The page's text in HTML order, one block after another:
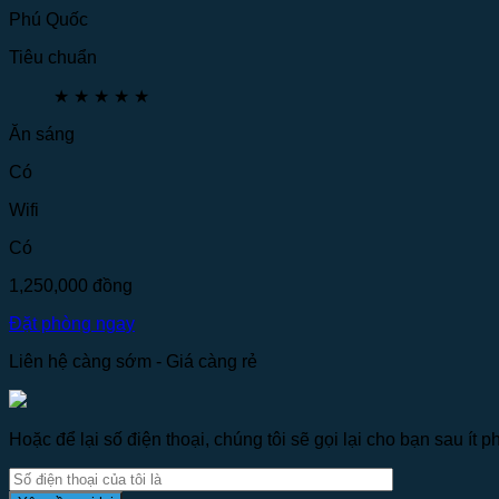
Phú Quốc
Tiêu chuẩn
★ ★ ★ ★ ★
Ăn sáng
Có
Wifi
Có
1,250,000 đồng
Đặt phòng ngay
Liên hệ càng sớm - Giá càng rẻ
Hoặc để lại số điện thoại, chúng tôi sẽ gọi lại cho bạn sau ít